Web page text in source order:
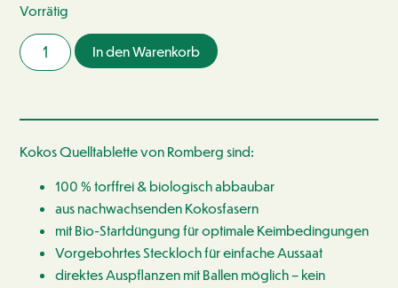
Vorrätig
In den Warenkorb
Kokos Quelltablette von Romberg sind:
100 % torffrei & biologisch abbaubar
aus nachwachsenden Kokosfasern
mit Bio-Startdüngung für optimale Keimbedingungen
Vor­gebohrtes Steckloch für einfache Aussaat
direktes Auspflanzen mit Ballen möglich – kein